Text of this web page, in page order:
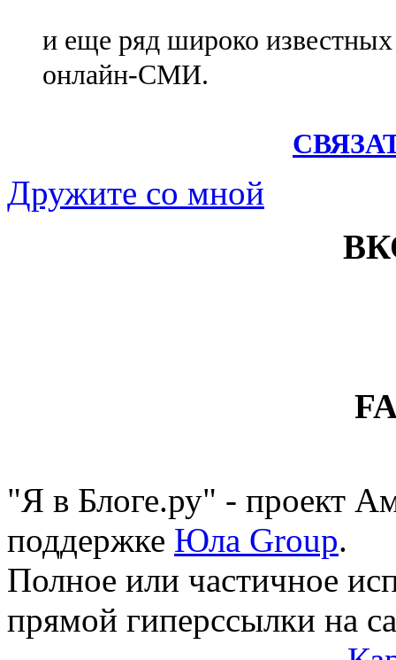
и еще ряд широко
онлайн-СМИ.
Дружите со мной
"Я в Блоге.ру" - проект
поддержке Юла Group.
Полное или частичное
прямой гиперссылки на